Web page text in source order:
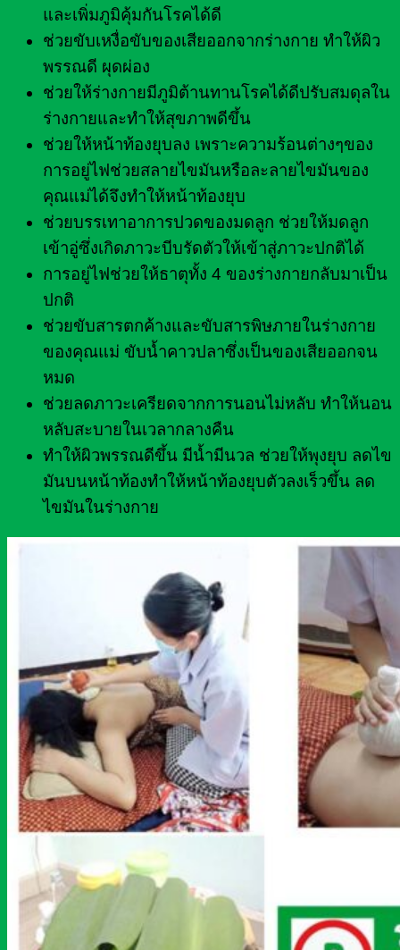
และเพิ่มภูมิคุ้มกันโรคได้ดี
ช่วยขับเหงื่อขับของเสียออกจากร่างกาย ทำให้ผิว
พรรณดี ผุดผ่อง
ช่วยให้ร่างกายมีภูมิต้านทานโรคได้ดีปรับสมดุลใน
ร่างกายและทำให้สุขภาพดีขึ้น
ช่วยให้หน้าท้องยุบลง เพราะความร้อนต่างๆของ
การอยู่ไฟช่วยสลายไขมันหรือละลายไขมันของ
คุณแม่ได้จึงทำให้หน้าท้องยุบ
ช่วยบรรเทาอาการปวดของมดลูก ช่วยให้มดลูก
เข้าอู่ซึ่งเกิดภาวะบีบรัดตัวให้เข้าสู่ภาวะปกติได้
การอยู่ไฟช่วยให้ธาตุทั้ง 4 ของร่างกายกลับมาเป็น
ปกติ
ช่วยขับสารตกค้างและขับสารพิษภายในร่างกาย
ของคุณแม่ ขับน้ำคาวปลาซึ่งเป็นของเสียออกจน
หมด
ช่วยลดภาวะเครียดจากการนอนไม่หลับ ทำให้นอน
หลับสะบายในเวลากลางคืน
ทำให้ผิวพรรณดีขึ้น มีน้ำมีนวล ช่วยให้พุงยุบ ลดไข
มันบนหน้าท้องทำให้หน้าท้องยุบตัวลงเร็วขึ้น ลด
ไขมันในร่างกาย